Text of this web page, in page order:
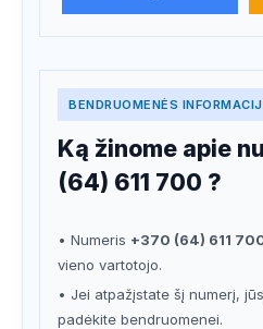
BENDRUOMENĖS
Ką žinome apie
(64) 611 700 ?
• Numeris +370 (64) 611
vieno vartotojo.
• Jei atpažįstate šį numerį,
padėkite bendruomenei.